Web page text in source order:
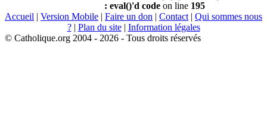
: eval()'d code on line 195
Accueil | Version Mobile | Faire un don | Contact | Qui sommes nous
?| Plan du site| Information légales
© Catholique.org 2004 - 2026 - Tous droits réservés